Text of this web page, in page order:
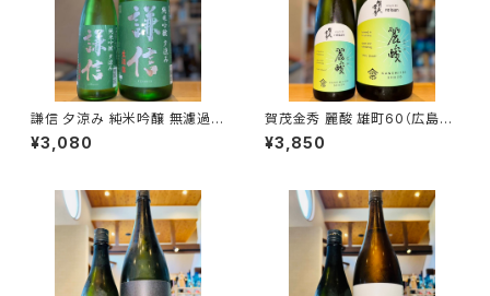
謙信 夕涼み 純米吟醸 無濾過生
1800ml１本（池田屋酒造・新潟
県糸魚川市新鉄）
¥3,080
賀茂金秀 麗酸 雄町60（広島限
定）1800ml１本（金光酒造・広
島県東広島市黒瀬町）
¥3,850